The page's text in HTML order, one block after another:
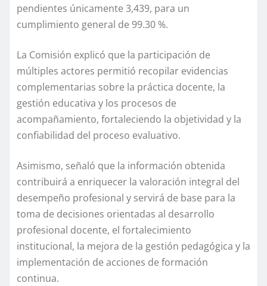
pendientes únicamente 3,439, para un
cumplimiento general de 99.30 %.
La Comisión explicó que la participación de
múltiples actores permitió recopilar evidencias
complementarias sobre la práctica docente, la
gestión educativa y los procesos de
acompañamiento, fortaleciendo la objetividad y la
confiabilidad del proceso evaluativo.
Asimismo, señaló que la información obtenida
contribuirá a enriquecer la valoración integral del
desempeño profesional y servirá de base para la
toma de decisiones orientadas al desarrollo
profesional docente, el fortalecimiento
institucional, la mejora de la gestión pedagógica y la
implementación de acciones de formación
continua.